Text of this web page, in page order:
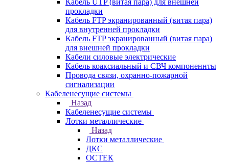
Кабель UTP (витая пара) для внешней
прокладки
Кабель FTP экранированный (витая пара)
для внутренней прокладки
Кабель FTP экранированный (витая пара)
для внешней прокладки
Кабели силовые электрические
Кабель коаксиальный и СВЧ компоненнты
Провода связи, охранно-пожарной
сигнализации
Кабеленесущие системы
Назад
Кабеленесущие системы
Лотки металлические
Назад
Лотки металлические
ДКС
ОСТЕК